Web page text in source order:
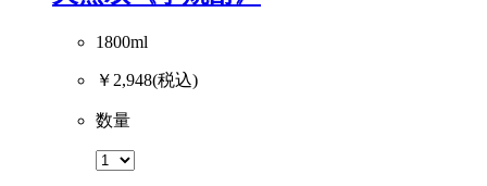
1800ml
￥2,948(税込)
数量